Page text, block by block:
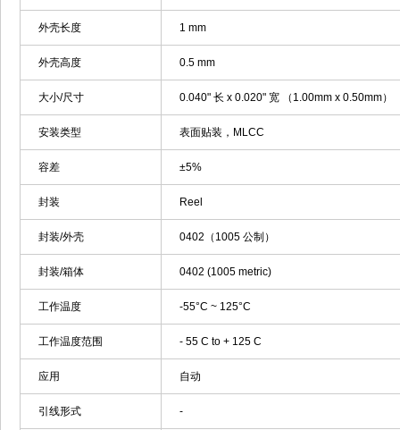
外壳长度 1 mm
外壳高度 0.5 mm
大小/尺寸 0.040" 长 x 0.020" 宽 （1.00mm x 0.50mm）
安装类型 表面贴装，MLCC
容差 ±5%
封装 Reel
封装/外壳 0402（1005 公制）
封装/箱体 0402 (1005 metric)
工作温度 -55°C ~ 125°C
工作温度范围 - 55 C to + 125 C
应用 自动
引线形式 -